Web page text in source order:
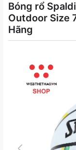
Bóng rổ
Outdoor Size
Hãng